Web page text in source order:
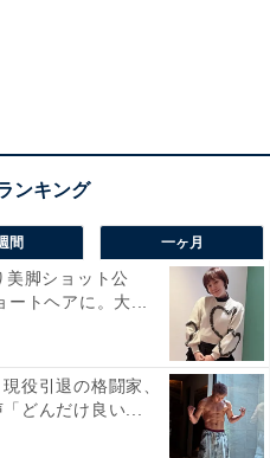
間 一ヶ月
美脚ショット公
ートヘアに。大...
役引退の格闘家、
どんだけ良い...